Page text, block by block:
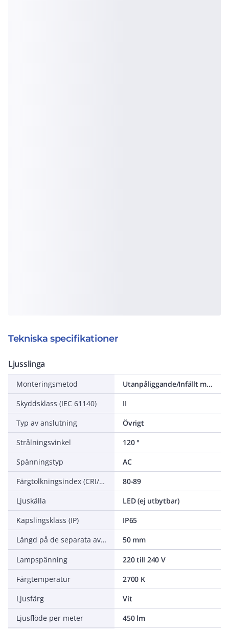
Tekniska specifikationer
Ljusslinga
Monteringsmetod
Utanpåliggande/Infällt montage
Skyddsklass (IEC 61140)
II
Typ av anslutning
Övrigt
Strålningsvinkel
120 °
Spänningstyp
AC
Färgtolkningsindex (CRI/Ra)
80-89
Ljuskälla
LED (ej utbytbar)
Kapslingsklass (IP)
IP65
Längd på de separata avsnitten
50 mm
Lampspänning
220 till 240 V
Färgtemperatur
2700 K
Ljusfärg
Vit
Ljusflöde per meter
450 lm